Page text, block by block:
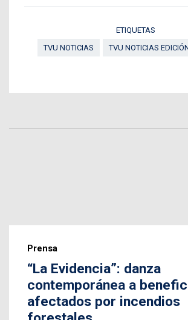
ETIQUETAS
TVU NOTICIAS
TVU NOTICIAS
Prensa
“La Evidencia”: danza
contemporánea a
afectados por incendios